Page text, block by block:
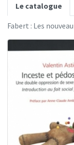
Le catalogue
Fabert : Les